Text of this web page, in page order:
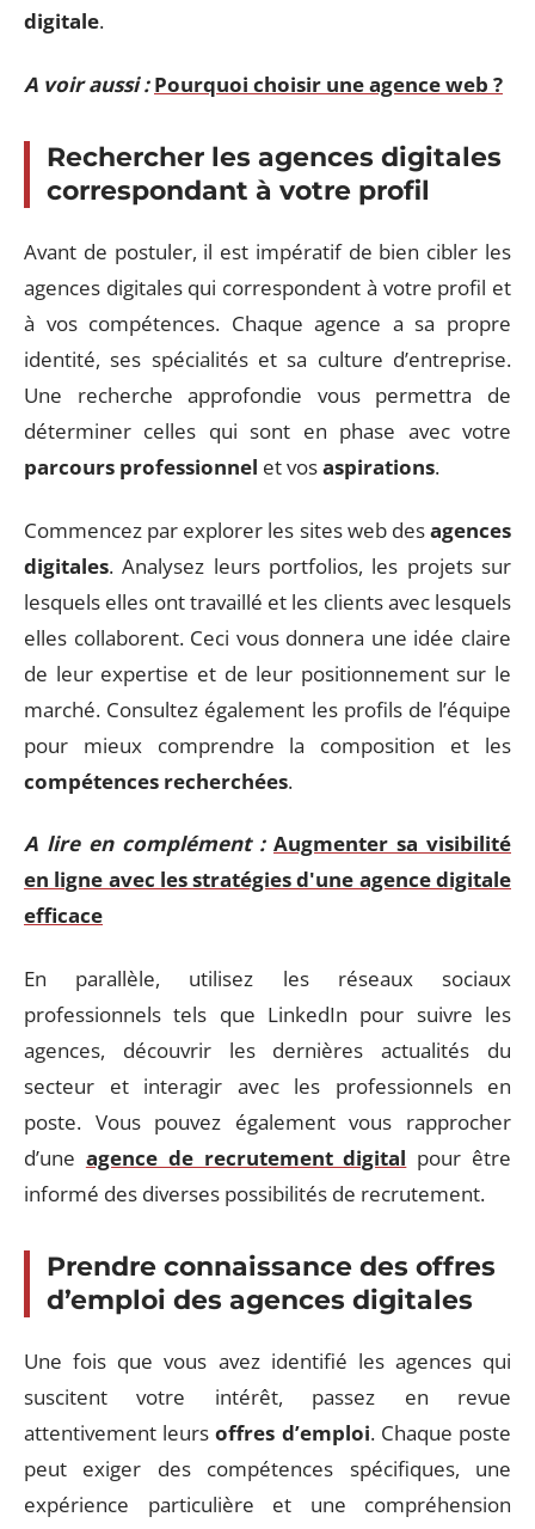
digitale.
A voir aussi : Pourquoi choisir une agence web ?
Rechercher les agences digitales
correspondant à votre profil
Avant de postuler, il est impératif de bien cibler les
agences digitales qui correspondent à votre profil et
à vos compétences. Chaque agence a sa propre
identité, ses spécialités et sa culture d’entreprise.
Une recherche approfondie vous permettra de
déterminer celles qui sont en phase avec votre
parcours professionnel et vosaspirations.
Commencez par explorer les sites web desagences
digitales. Analysez leurs portfolios, les projets sur
lesquels elles ont travaillé et les clients avec lesquels
elles collaborent. Ceci vous donnera une idée claire
de leur expertise et de leur positionnement sur le
marché. Consultez également les profils de l’équipe
pour mieux comprendre la composition et les
compétences recherchées.
A lire en complément : Augmenter sa visibilité
en ligne avec les stratégies d'une agence digitale
efficace
En parallèle, utilisez les réseaux sociaux
professionnels tels que LinkedIn pour suivre les
agences, découvrir les dernières actualités du
secteur et interagir avec les professionnels en
poste. Vous pouvez également vous rapprocher
d’une agence de recrutement digital pour être
informé des diverses possibilités de recrutement.
Prendre connaissance des offres
d’emploi des agences digitales
Une fois que vous avez identifié les agences qui
suscitent votre intérêt, passez en revue
attentivement leursoffres d’emploi. Chaque poste
peut exiger des compétences spécifiques, une
expérience particulière et une compréhension